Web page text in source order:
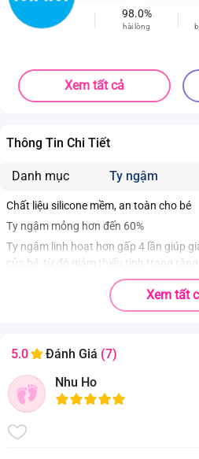
98.0%
hài lòng
Xem tất cả
Thông Tin Chi Tiết
Danh mục Ty ngậm
Chất liệu silicone mềm, an toàn cho bé
Ty ngậm mỏng hơn đến 60%
Ty ngậm linh hoạt hơn gấp 4 lần giúp
của bé, từ đó giảm thiểu tình trạng răng
Xem tất
5.0 Đánh Giá (7)
Nhu Ho